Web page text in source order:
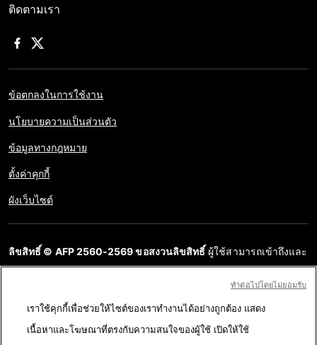
ติดตามเรา
ข้อตกลงในการใช้งาน
นโยบายความเป็นส่วนตัว
ข้อมูลทางกฎหมาย
ตั้งค่าคุกกี้
ผังเว็บไซต์
ลิขสิทธิ์ © AFP 2560-2569 ขอสงวนลิขสิทธิ์ ผู้ใช้สามารถเข้าถึงและ
นำเนื้อหาบนเว็บไซต์ของ AFP ไปเผยแพร่ต่อโดยไม่ได้รับอนุญาตก่อน
ในวัตถุประสงค์อื่น โดยเฉพาะการนำไปผลิตซ้ำ การใช้เพื่อสื่อสารกับ
เราใช้คุกกี้เพื่อช่วยให้ไซต์ของเราทำงานได้อย่างถูกต้อง แสดง
เนื้อหาและโฆษณาที่ตรงกับความสนใจของผู้ใช้ เปิดให้ใช้
ทําต่อไปโดยไม่ยอมรับ